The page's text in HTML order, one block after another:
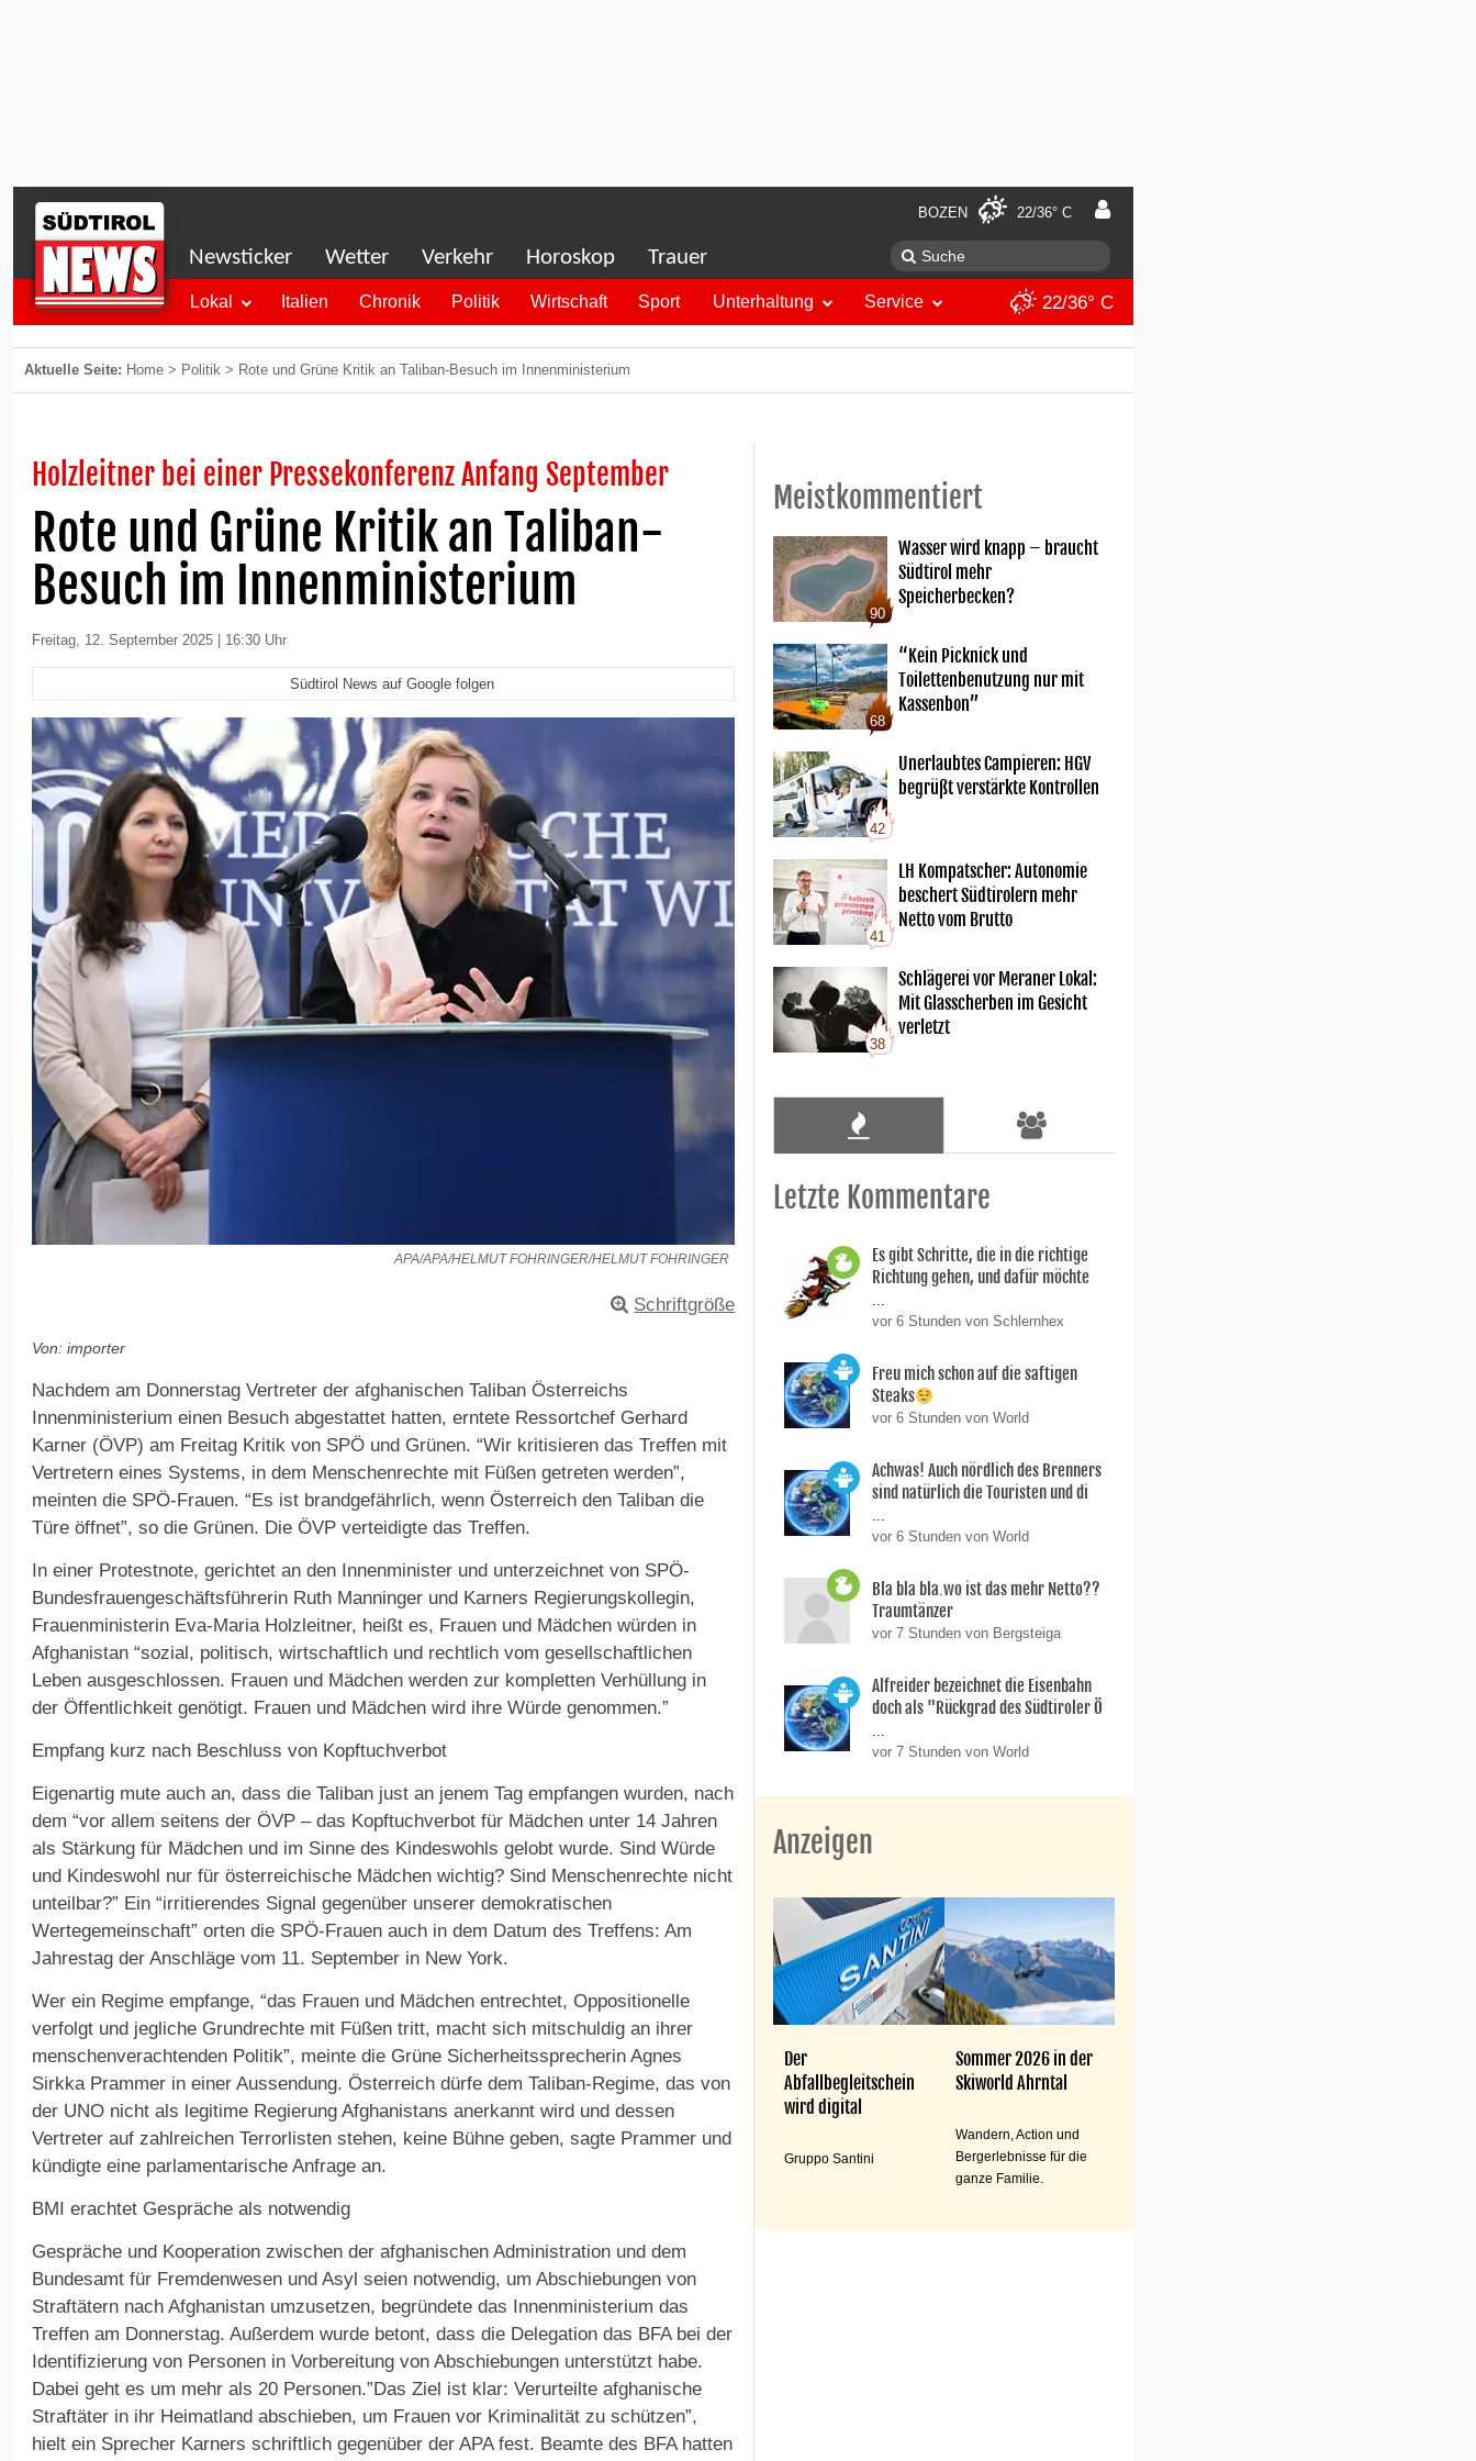
BOZEN 22/36° C
Newsticker Wetter Verkehr Horoskop Trauer
Lokal Italien Chronik Politik Wirtschaft Sport Unterhaltung Service 22/36° C
Aktuelle Seite: Home > Politik > Rote und Grüne Kritik an Taliban-Besuch im Innenministerium
Holzleitner bei einer Pressekonferenz Anfang September
Rote und Grüne Kritik an Taliban-
Besuch im Innenministerium
Freitag, 12. September 2025 | 16:30 Uhr
Südtirol News auf Google folgen
APA/APA/HELMUT FOHRINGER/HELMUT FOHRINGER
Schriftgröße
Von: importer
Nachdem am Donnerstag Vertreter der afghanischen Taliban Österreichs
Innenministerium einen Besuch abgestattet hatten, erntete Ressortchef Gerhard
Karner (ÖVP) am Freitag Kritik von SPÖ und Grünen. “Wir kritisieren das Treffen mit
Vertretern eines Systems, in dem Menschenrechte mit Füßen getreten werden”,
meinten die SPÖ-Frauen. “Es ist brandgefährlich, wenn Österreich den Taliban die
Türe öffnet”, so die Grünen. Die ÖVP verteidigte das Treffen.
In einer Protestnote, gerichtet an den Innenminister und unterzeichnet von SPÖ-
Bundesfrauengeschäftsführerin Ruth Manninger und Karners Regierungskollegin,
Frauenministerin Eva-Maria Holzleitner, heißt es, Frauen und Mädchen würden in
Afghanistan “sozial, politisch, wirtschaftlich und rechtlich vom gesellschaftlichen
Leben ausgeschlossen. Frauen und Mädchen werden zur kompletten Verhüllung in
der Öffentlichkeit genötigt. Frauen und Mädchen wird ihre Würde genommen.”
Empfang kurz nach Beschluss von Kopftuchverbot
Eigenartig mute auch an, dass die Taliban just an jenem Tag empfangen wurden, nach
dem “vor allem seitens der ÖVP – das Kopftuchverbot für Mädchen unter 14 Jahren
als Stärkung für Mädchen und im Sinne des Kindeswohls gelobt wurde. Sind Würde
und Kindeswohl nur für österreichische Mädchen wichtig? Sind Menschenrechte nicht
unteilbar?” Ein “irritierendes Signal gegenüber unserer demokratischen
Wertegemeinschaft” orten die SPÖ-Frauen auch in dem Datum des Treffens: Am
Jahrestag der Anschläge vom 11. September in New York.
Wer ein Regime empfange, “das Frauen und Mädchen entrechtet, Oppositionelle
verfolgt und jegliche Grundrechte mit Füßen tritt, macht sich mitschuldig an ihrer
menschenverachtenden Politik”, meinte die Grüne Sicherheitssprecherin Agnes
Sirkka Prammer in einer Aussendung. Österreich dürfe dem Taliban-Regime, das von
der UNO nicht als legitime Regierung Afghanistans anerkannt wird und dessen
Vertreter auf zahlreichen Terrorlisten stehen, keine Bühne geben, sagte Prammer und
kündigte eine parlamentarische Anfrage an.
BMI erachtet Gespräche als notwendig
Gespräche und Kooperation zwischen der afghanischen Administration und dem
Bundesamt für Fremdenwesen und Asyl seien notwendig, um Abschiebungen von
Straftätern nach Afghanistan umzusetzen, begründete das Innenministerium das
Treffen am Donnerstag. Außerdem wurde betont, dass die Delegation das BFA bei der
Identifizierung von Personen in Vorbereitung von Abschiebungen unterstützt habe.
Dabei geht es um mehr als 20 Personen.”Das Ziel ist klar: Verurteilte afghanische
Straftäter in ihr Heimatland abschieben, um Frauen vor Kriminalität zu schützen”,
hielt ein Sprecher Karners schriftlich gegenüber der APA fest. Beamte des BFA hatten
Meistkommentiert
90
Wasser wird knapp – braucht
Südtirol mehr
Speicherbecken?
68
“Kein Picknick und
Toilettenbenutzung nur mit
Kassenbon”
42
Unerlaubtes Campieren: HGV
begrüßt verstärkte Kontrollen
41
LH Kompatscher: Autonomie
beschert Südtirolern mehr
Netto vom Brutto
38
Schlägerei vor Meraner Lokal:
Mit Glasscherben im Gesicht
verletzt
Letzte Kommentare
Es gibt Schritte, die in die richtige
Richtung gehen, und dafür möchte
...
vor 6 Stunden von Schlernhex
Freu mich schon auf die saftigen
Steaks
vor 6 Stunden von World
Achwas! Auch nördlich des Brenners
sind natürlich die Touristen und di
...
vor 6 Stunden von World
Bla bla bla.wo ist das mehr Netto??
Traumtänzer
vor 7 Stunden von Bergsteiga
Alfreider bezeichnet die Eisenbahn
doch als "Rückgrad des Südtiroler Ö
...
vor 7 Stunden von World
Anzeigen
Der
Abfallbegleitschein
wird digital
Gruppo Santini
Sommer 2026 in der
Skiworld Ahrntal
Wandern, Action und
Bergerlebnisse für die
ganze Familie.